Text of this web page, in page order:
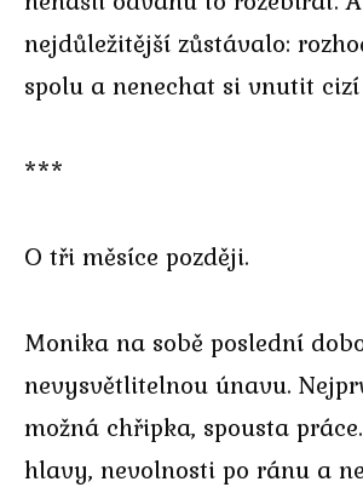
nejdůležitější zůstávalo:
spolu a nenechat si vnutit
***
O tři měsíce později.
Monika na sobě poslední
nevysvětlitelnou únavu.
možná chřipka, spousta
hlavy, nevolnosti po ránu a